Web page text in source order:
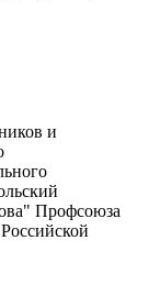
и
Профсоюза